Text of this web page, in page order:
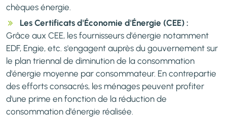
chèques énergie.
Les Certificats d'Économie d'Énergie (CEE) :
Grâce aux CEE, les fournisseurs d'énergie notamment
EDF, Engie, etc. s'engagent auprès du gouvernement sur
le plan triennal de diminution de la consommation
d'énergie moyenne par consommateur. En contrepartie
des efforts consacrés, les ménages peuvent profiter
d'une prime en fonction de la réduction de
consommation d'énergie réalisée.